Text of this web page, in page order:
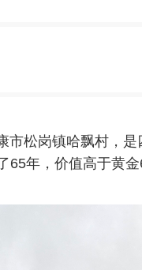
市松岗镇哈飘村，
65年，价值高于黄